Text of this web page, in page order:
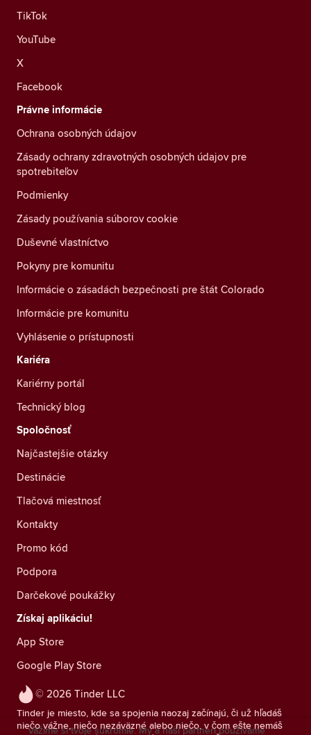
© 2026 Tinder LLC
Tinder je miesto, kde sa spojenia naozaj začínajú, či už hľadáš
niečo vážne, niečo nezáväzné alebo niečo, v čom ešte nemáš
TikTok
YouTube
X
Facebook
Právne informácie
Ochrana osobných údajov
Zásady ochrany zdravotných osobných údajov pre
spotrebiteľov
Podmienky
Zásady používania súborov cookie
Duševné vlastníctvo
Pokyny pre komunitu
Informácie o zásadách bezpečnosti pre štát Colorado
Informácie pre komunitu
Vyhlásenie o prístupnosti
Kariéra
Kariérny portál
Technický blog
Spoločnosť
Najčastejšie otázky
Destinácie
Tlačová miestnosť
Kontakty
Promo kód
Podpora
Darčekové poukážky
Získaj aplikáciu!
App Store
Google Play Store
Vážime si tvoje súkromie. My a naši partneri používame